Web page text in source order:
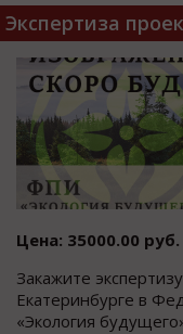
Экспертиза
Цена: 35000.00 руб.
Закажите
Екатеринбурге в
«Экология